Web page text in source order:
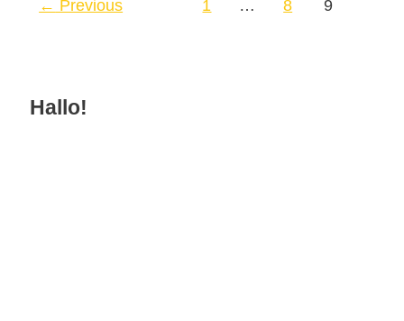
← Previous 1 … 8 9
Hallo!